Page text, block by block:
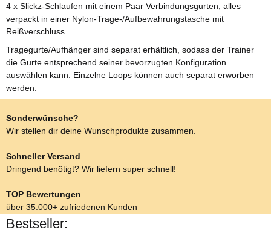
4 x Slickz-Schlaufen mit einem Paar Verbindungsgurten, alles
verpackt in einer Nylon-Trage-/Aufbewahrungstasche mit
Reißverschluss.
Tragegurte/Aufhänger sind separat erhältlich, sodass der Trainer
die Gurte entsprechend seiner bevorzugten Konfiguration
auswählen kann. Einzelne Loops können auch separat erworben
werden.
Sonderwünsche?
Wir stellen dir deine Wunschprodukte zusammen.
Schneller Versand
Dringend benötigt? Wir liefern super schnell!
TOP Bewertungen
über 35.000+ zufriedenen Kunden
Bestseller: